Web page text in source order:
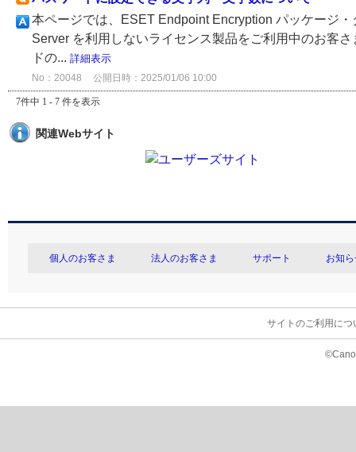
本ページでは、ESET Endpoint Encryption パッケージ
Server を利用しないライセンス製品をご利用中のお客
ドの... 詳細表示
No：20048 公開日時：2025/01/06 10:00
7件中 1 - 7 件を表示
関連Webサイト
個人のお客さま 法人のお客さま サポート お知
サイトのご利用につ